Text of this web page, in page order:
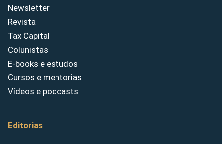
Newsletter
Revista
Tax Capital
Colunistas
E-books e estudos
Cursos e mentorias
Vídeos e podcasts
Editorias